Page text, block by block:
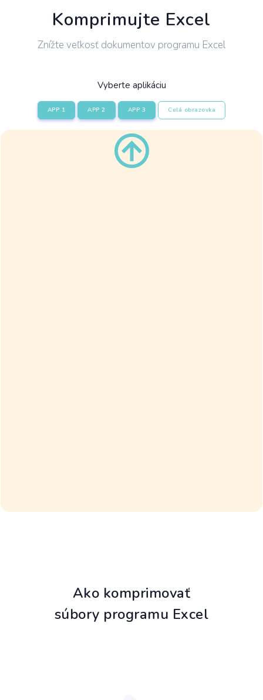
Komprimujte Excel
Znížte veľkosť dokumentov programu Excel
Vyberte aplikáciu
APP 1 APP 2 APP 3 Celá obrazovka
Ako komprimovať
súbory programu Excel